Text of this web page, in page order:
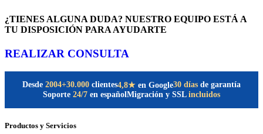
¿TIENES ALGUNA DUDA? NUESTRO EQUIPO ESTÁ A
TU DISPOSICIÓN PARA AYUDARTE
REALIZAR CONSULTA
Desde 2004+30.000 clientes4,8★ en Google30 días de garantía
Soporte 24/7 en español Migración y SSL incluidos
Productos y Servicios